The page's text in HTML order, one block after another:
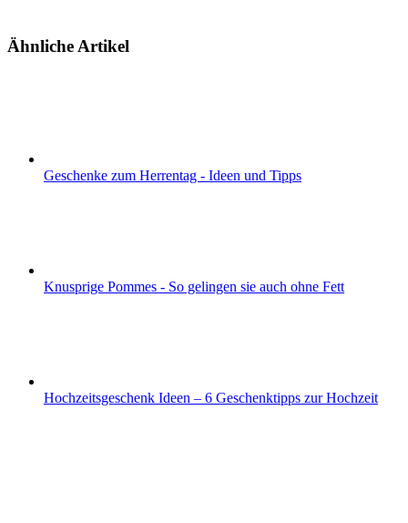
Ähnliche Artikel
Geschenke zum Herrentag - Ideen und Tipps
Knusprige Pommes - So gelingen sie auch ohne Fett
Hochzeitsgeschenk Ideen – 6 Geschenktipps zur Hochzeit